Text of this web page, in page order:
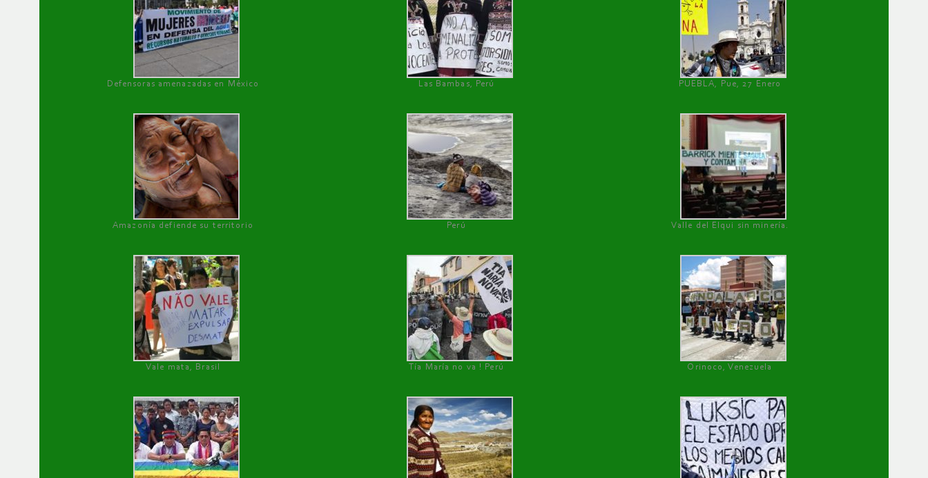
Defensoras amenazadas en México Las Bambas, Perú PUEBLA, Pue, 27 Enero
Amazonía defiende su territorio Perú Valle del Elqui sin minería.
Vale mata, Brasil Tía María no va ! Perú Orinoco, Venezuela